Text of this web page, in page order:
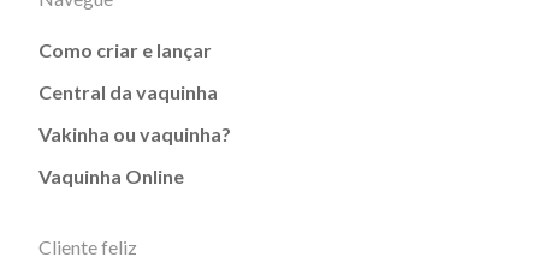
Como criar e lançar
Central da vaquinha
Vakinha ou vaquinha?
Vaquinha Online
Cliente feliz